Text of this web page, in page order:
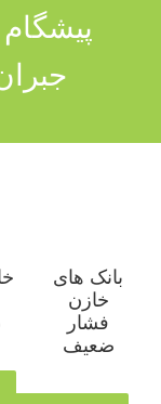
پیشگام
بانک های
خازن
فشار
ضعیف